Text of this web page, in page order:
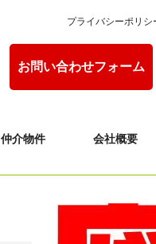
プライバシーポリシ
お問い合わせフォーム
仲介物件 会社概要